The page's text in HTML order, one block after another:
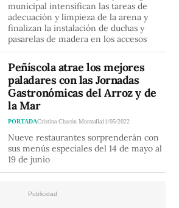
municipal intensifican las tareas de
adecuación y limpieza de la arena y
finalizan la instalación de duchas y
pasarelas de madera en los accesos
Peñíscola atrae los mejores
paladares con las Jornadas
Gastronómicas del Arroz y de
la Mar
PORTADACristina Chacón Moratalla11/05/2022
Nueve restaurantes sorprenderán con
sus menús especiales del 14 de mayo al
19 de junio